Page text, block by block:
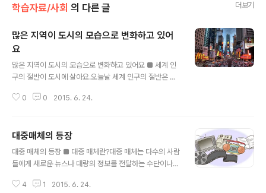
학습자료/사회 의 다른 글 더보기
많은 지역이 도시의 모습으로 변화하고 있어
요
많은 지역이 도시의 모습으로 변화하고 있어요 ■ 세계 인
구의 절반이 도시에 살아요.오늘날 세계 인구의 절반은 도
를 넘은 경우가 대부분이고, 개발도상국에서도 빠른 속도
도시의 크기와 인구 규모가 증가하며, 도시적 생활양식이
확대되어 특정 지역에서 도시의 특성이 뚜렷해지는 현상을
말해요. 좀 더 세분화해서 이야기하자면 도시의 수가 많아
차 산업보다 2·3차 산업의 비중이 높아지고, 도시적 생활
0 0 2015. 6. 24.
대중매체의 등장
대중 매체의 등장 ■ 대중 매체란?대중 매체는 다수의 사람
들에게 새로운 뉴스나 대량의 정보를 전달하는 수단이나
를 즐길 수 있는 계층이 소수였으나 오늘날 대중 매체의 발
4 1 2015. 6. 24.